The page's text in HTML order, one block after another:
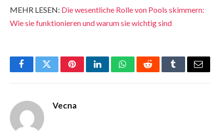
MEHR LESEN: Die wesentliche Rolle von Pools skimmern:
Wie sie funktionieren und warum sie wichtig sind
FacebookTwitterPinterestLinkedInWhatsAppRedditTumblrEmail
Vecna